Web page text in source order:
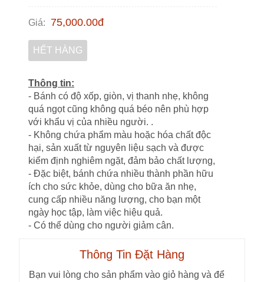
Giá: 75,000.00đ
HẾT HÀNG
Thông tin:
- Bánh có độ xốp, giòn, vị thanh nhẹ, không
quá ngọt cũng không quá béo nên phù hợp
với khẩu vị của nhiều người. .
- Không chứa phẩm màu hoặc hóa chất độc
hại, sản xuất từ nguyên liệu sạch và được
kiểm định nghiêm ngặt, đảm bảo chất lượng,
- Đặc biệt, bánh chứa nhiều thành phần hữu
ích cho sức khỏe, dùng cho bữa ăn nhẹ,
cung cấp nhiều năng lượng, cho bạn một
ngày học tập, làm việc hiệu quả.
- Có thể dùng cho người giảm cân.
Thông Tin Đặt Hàng
Bạn vui lòng cho sản phẩm vào giỏ hàng và để